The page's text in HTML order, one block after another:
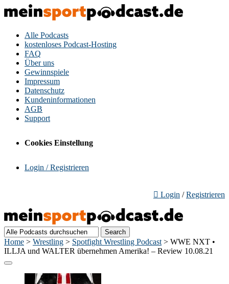
Alle Podcasts
kostenloses Podcast-Hosting
FAQ
Über uns
Gewinnspiele
Impressum
Datenschutz
Kundeninformationen
AGB
Support
Cookies Einstellung
Login / Registrieren
Login /Registrieren
Home > Wrestling > Spotfight Wrestling Podcast > WWE NXT •
ILLJA und WALTER übernehmen Amerika! – Review 10.08.21